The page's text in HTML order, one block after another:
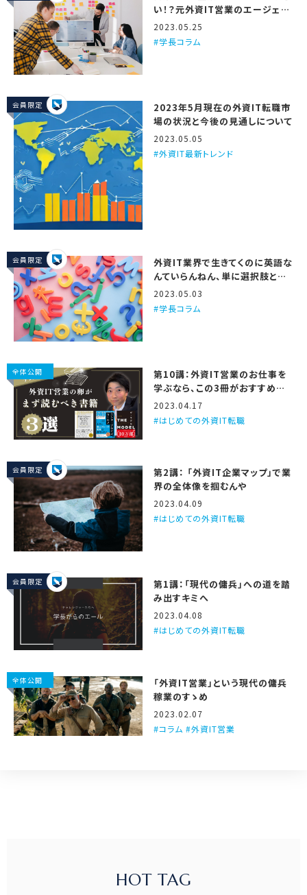
い！？元外資IT営業のエージェン
トが3つの理由を解説するで！
2023.05.25
学長コラム
会員限定
2023年5月現在の外資IT転職市
場の状況と今後の見通しについて
2023.05.05
外資IT最新トレンド
会員限定
外資IT業界で生きてくのに英語な
んていらんねん、単に選択肢と仕
事の面白さが減るだけや
2023.05.03
学長コラム
全体公開
第10講：外資IT営業のお仕事を
学ぶなら、この3冊がおすすめや
で
2023.04.17
はじめての外資IT転職
会員限定
第2講： 「外資IT企業マップ」で業
界の全体像を掴むんや
2023.04.09
はじめての外資IT転職
会員限定
第1講：「現代の傭兵」への道を踏
み出すキミへ
2023.04.08
はじめての外資IT転職
全体公開
「外資IT営業」という現代の傭兵
稼業のすゝめ
2023.02.07
コラム #外資IT営業
HOT TAG